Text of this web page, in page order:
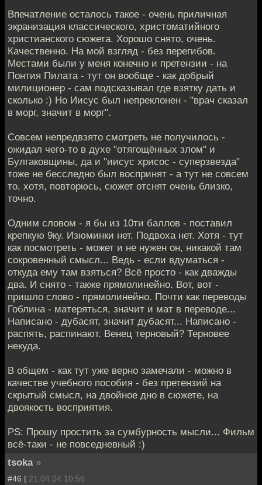
Впечатление осталось такое - очень приличная
экранизация классического, христоматийного
христианского сюжета. Хорошо снято, очень.
Качественно. На мой взгляд - без перегибов.
Местами были у меня конечно и претензии - на
Понтия Пилата - тут он вообще - как добрый
милиционер - сам подсказывал где взятку дать и
сколько :) Но Иисус был непреклонен - "врач сказал
в морг, значит в морг".
Совсем непредвзято смотреть не получилось -
ожидал чего-то в духе "отягощённых злом" и
Булгаковщины, да и "иисус хрисос - суперзвезда"
тоже не бесследно был воспринят - а тут не совсем
то, хотя, повторюсь, сюжет отснят очень близко,
точно.
Одним словом - я бы из 10ти баллов - поставил
крепкую 9ку. Изюминки нет. Подвоха нет. Хотя - тут
как посмотреть - может и не нужен он, никакой там
сокровенный смысл... Ведь - если вдуматься -
откуда ему там взяться? Всё просто - как дважды
два. И снято - также прямолинейно. Вот, вот -
пришло слово - прямолинейно. Почти как переводы
Гоблина - матеряться, значит и мат в переводе...
Написано - дубасят, значит дубасят... Написано -
распять, распинают. Венец терновый? Терновее
некуда.
В общем - как тут уже верно замечали - можно в
качестве учебного пособия - без претензий на
скрытый смысл, на двойное дно в сюжете, на
двоякость восприятия.
PS: Прошу простить за сумбурность мысли... Фильм
всё-таки - не повседневный :)
tsoka »
#46 | 21.04.04 10:56